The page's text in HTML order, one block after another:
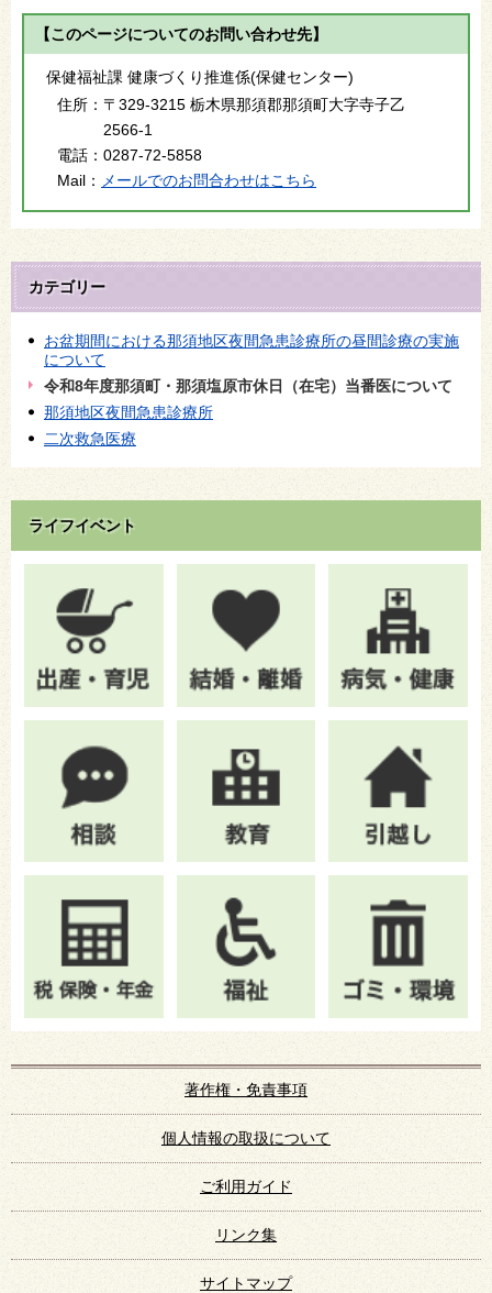
【このページについてのお問い合わせ先】
保健福祉課 健康づくり推進係(保健センター)
住所： 〒329-3215 栃木県那須郡那須町大字寺子乙
2566-1
電話： 0287-72-5858
Mail： メールでのお問合わせはこちら
カテゴリー
お盆期間における那須地区夜間急患診療所の昼間診療の実施
について
令和8年度那須町・那須塩原市休日（在宅）当番医について
那須地区夜間急患診療所
二次救急医療
ライフイベント
著作権・免責事項
個人情報の取扱について
ご利用ガイド
リンク集
サイトマップ